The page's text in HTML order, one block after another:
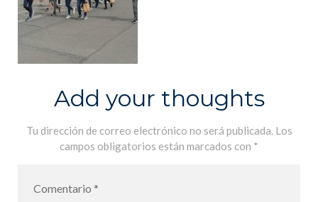
Add your thoughts
Tu dirección de correo electrónico no será publicada. Los
campos obligatorios están marcados con *